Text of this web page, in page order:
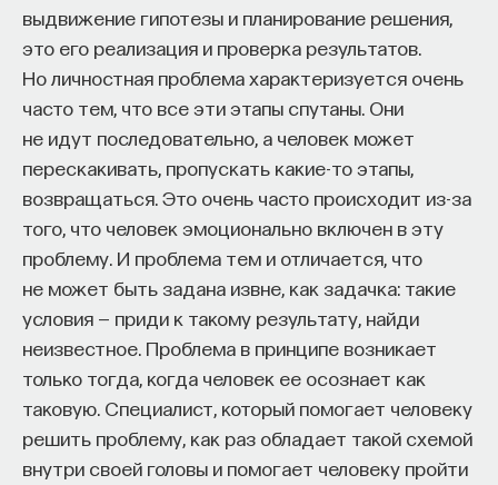
выдвижение гипотезы и планирование решения,
это его реализация и проверка результатов.
Но личностная проблема характеризуется очень
часто тем, что все эти этапы спутаны. Они
не идут последовательно, а человек может
перескакивать, пропускать какие-то этапы,
возвращаться. Это очень часто происходит из-за
того, что человек эмоционально включен в эту
проблему. И проблема тем и отличается, что
не может быть задана извне, как задачка: такие
условия — приди к такому результату, найди
неизвестное. Проблема в принципе возникает
только тогда, когда человек ее осознает как
таковую. Специалист, который помогает человеку
решить проблему, как раз обладает такой схемой
внутри своей головы и помогает человеку пройти